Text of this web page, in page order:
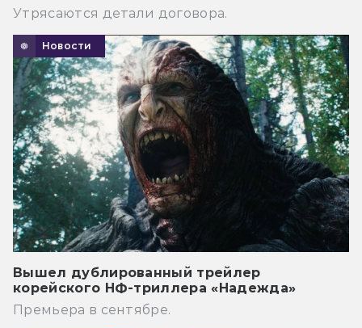
Утрясаются детали договора.
Новости
Вышел дублированный трейлер
корейского НФ-триллера «Надежда»
Премьера в сентябре.